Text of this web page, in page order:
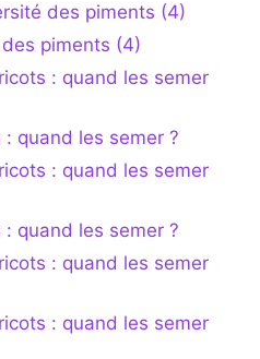
des piments (4)
piments (4)
: quand les semer
: quand les semer ?
: quand les semer
: quand les semer ?
: quand les semer
: quand les semer